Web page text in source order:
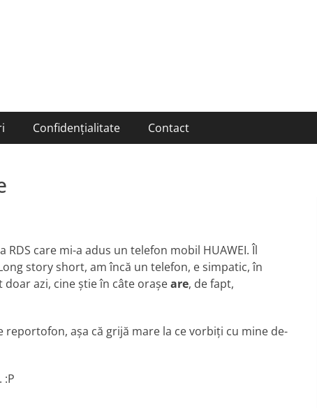
Confidențialitate Contact
care mi-a adus un telefon mobil HUAWEI. Îl
story short, am încă un telefon, e simpatic, în
azi, cine ştie în câte oraşeare, de fapt,
aşa că grijă mare la ce vorbiţi cu mine de-
:P